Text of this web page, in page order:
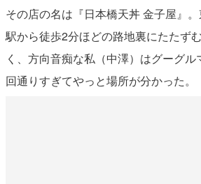
その店の名は『日本橋天丼 金子屋』
駅から徒歩2分ほどの路地裏にたたず
く、方向音痴な私（中澤）はグーグ
回通りすぎてやっと場所が分かった。